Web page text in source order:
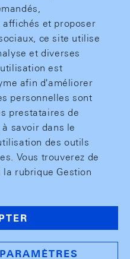
et proposer
ce site utilise
et diverses
est
afin d'améliorer
personnelles sont
prestataires de
savoir dans le
des outils
Vous trouverez de
rubrique Gestion